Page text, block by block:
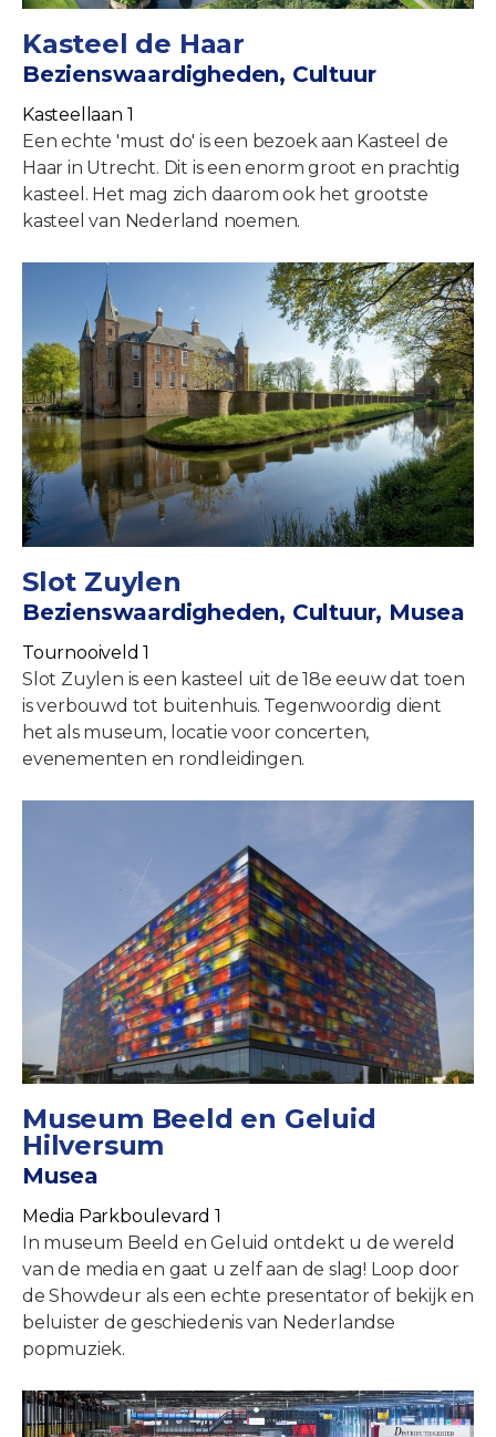
Kasteel de Haar
Bezienswaardigheden, Cultuur
Kasteellaan 1
Een echte 'must do' is een bezoek aan Kasteel de
Haar in Utrecht. Dit is een enorm groot en prachtig
kasteel. Het mag zich daarom ook het grootste
kasteel van Nederland noemen.
Slot Zuylen
Bezienswaardigheden, Cultuur, Musea
Tournooiveld 1
Slot Zuylen is een kasteel uit de 18e eeuw dat toen
is verbouwd tot buitenhuis. Tegenwoordig dient
het als museum, locatie voor concerten,
evenementen en rondleidingen.
Museum Beeld en Geluid
Hilversum
Musea
Media Parkboulevard 1
In museum Beeld en Geluid ontdekt u de wereld
van de media en gaat u zelf aan de slag! Loop door
de Showdeur als een echte presentator of bekijk en
beluister de geschiedenis van Nederlandse
popmuziek.